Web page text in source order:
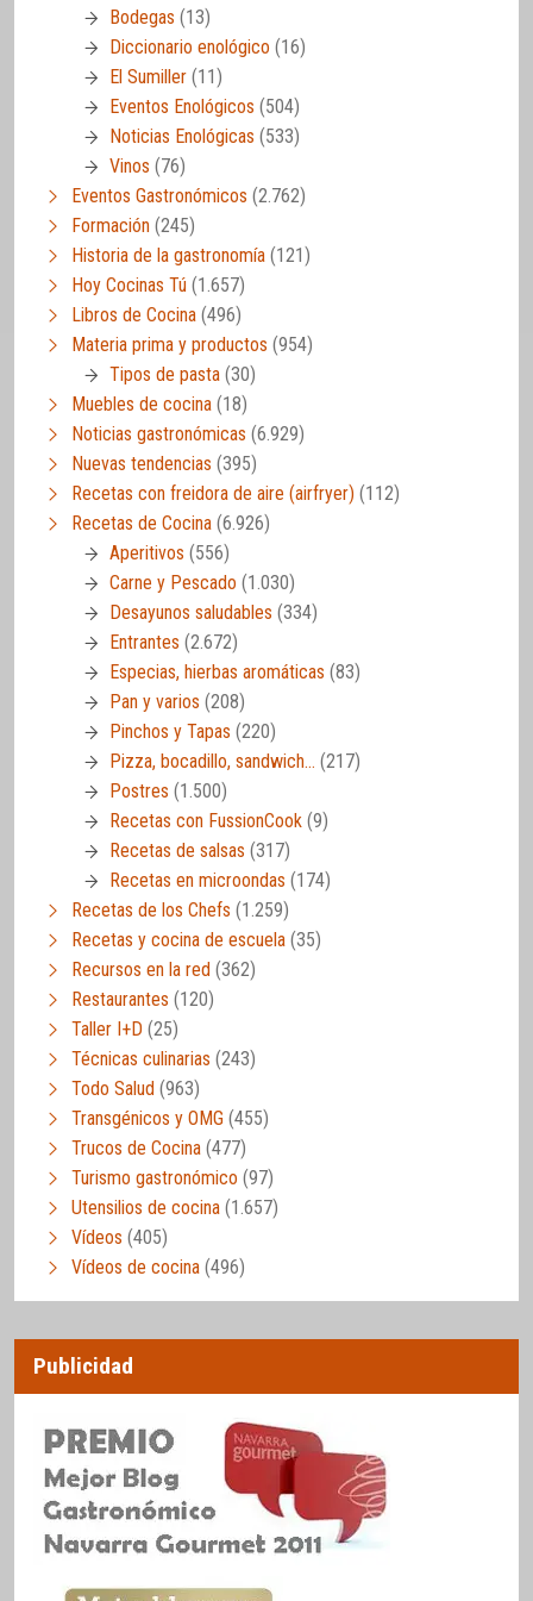
Bodegas (13)
Diccionario enológico (16)
El Sumiller (11)
Eventos Enológicos (504)
Noticias Enológicas (533)
Vinos (76)
Eventos Gastronómicos (2.762)
Formación (245)
Historia de la gastronomía (121)
Hoy Cocinas Tú (1.657)
Libros de Cocina (496)
Materia prima y productos (954)
Tipos de pasta (30)
Muebles de cocina (18)
Noticias gastronómicas (6.929)
Nuevas tendencias (395)
Recetas con freidora de aire (airfryer) (112)
Recetas de Cocina (6.926)
Aperitivos (556)
Carne y Pescado (1.030)
Desayunos saludables (334)
Entrantes (2.672)
Especias, hierbas aromáticas (83)
Pan y varios (208)
Pinchos y Tapas (220)
Pizza, bocadillo, sandwich… (217)
Postres (1.500)
Recetas con FussionCook (9)
Recetas de salsas (317)
Recetas en microondas (174)
Recetas de los Chefs (1.259)
Recetas y cocina de escuela (35)
Recursos en la red (362)
Restaurantes (120)
Taller I+D (25)
Técnicas culinarias (243)
Todo Salud (963)
Transgénicos y OMG (455)
Trucos de Cocina (477)
Turismo gastronómico (97)
Utensilios de cocina (1.657)
Vídeos (405)
Vídeos de cocina (496)
Publicidad